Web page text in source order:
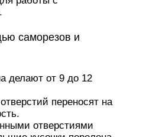
саморезов и
делают от 9 до 12
переносят на
отверстиями